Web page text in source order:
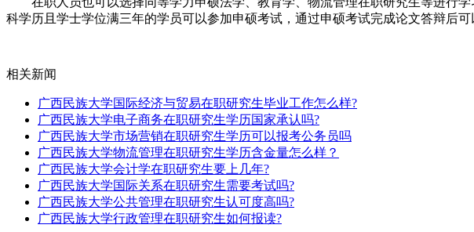
科学历且学士学位满三年的学员可以参加申硕考试，通过申硕考试完成论文答辩后可
相关新闻
广西民族大学国际经济与贸易在职研究生毕业工作怎么样?
广西民族大学电子商务在职研究生学历国家承认吗?
广西民族大学市场营销在职研究生学历可以报考公务员吗
广西民族大学物流管理在职研究生学历含金量怎么样？
广西民族大学会计学在职研究生要上几年?
广西民族大学国际关系在职研究生需要考试吗?
广西民族大学公共管理在职研究生认可度高吗?
广西民族大学行政管理在职研究生如何报读?